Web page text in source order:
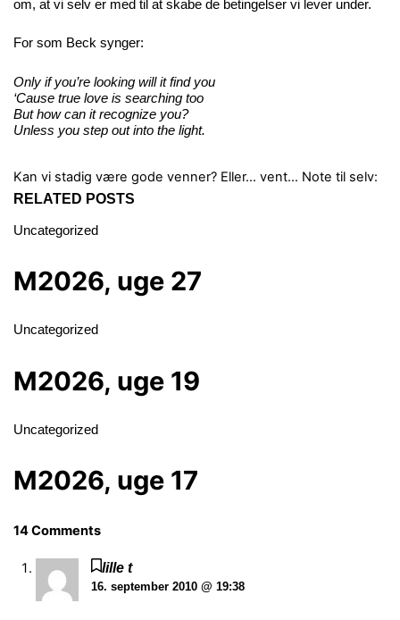
om, at vi selv er med til at skabe de betingelser vi lever under.
For som Beck synger:
Only if you’re looking will it find you
‘Cause true love is searching too
But how can it recognize you?
Unless you step out into the light.
Kan vi stadig være gode venner? Eller… vent… Note til selv:
RELATED POSTS
Uncategorized
M2026, uge 27
Uncategorized
M2026, uge 19
Uncategorized
M2026, uge 17
14 Comments
lille t
16. september 2010 @ 19:38